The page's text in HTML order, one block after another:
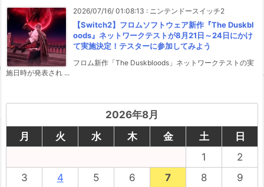
2026/07/16/ 01:08:13 : ニンテンドースイッチ2
【Switch2】フロムソフトウェア新作『The Duskbl
oods』ネットワークテストが8月21日～24日にかけ
て実施決定！テスターに参加してみよう
フロム新作「The Duskbloods」ネットワークテストの実
施日時が発表され ...
2026年8月
月
火 水 木 金 土
日
1
2
3
4 5 6 7 8
9